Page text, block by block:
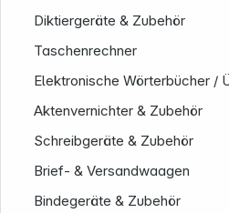
Diktiergeräte & Zubehör
Taschenrechner
Elektronische Wörterbücher /
Aktenvernichter & Zubehör
Schreibgeräte & Zubehör
Brief- & Versandwaagen
Bindegeräte & Zubehör
Folgen Sie